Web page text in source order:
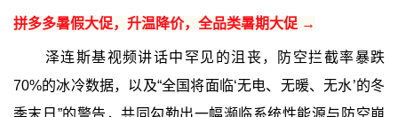
拼多多暑假大促，升温降价，全品类暑期大促 →
泽连斯基视频讲话中罕见的沮丧，防空拦截率暴跌
70%的冰冷数据，以及“全国将面临‘无电、无暖、无水’的冬
季末日”的警告，共同勾勒出一幅濒临系统性能源与防空崩